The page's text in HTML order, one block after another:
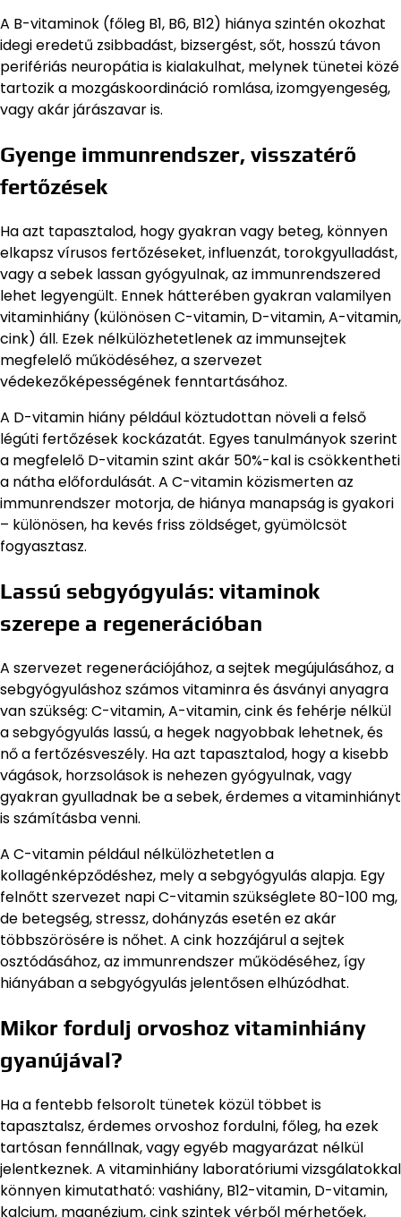
A B-vitaminok (főleg B1, B6, B12) hiánya szintén okozhat
idegi eredetű zsibbadást, bizsergést, sőt, hosszú távon
perifériás neuropátia is kialakulhat, melynek tünetei közé
tartozik a mozgáskoordináció romlása, izomgyengeség,
vagy akár járászavar is.
Gyenge immunrendszer, visszatérő
fertőzések
Ha azt tapasztalod, hogy gyakran vagy beteg, könnyen
elkapsz vírusos fertőzéseket, influenzát, torokgyulladást,
vagy a sebek lassan gyógyulnak, az immunrendszered
lehet legyengült. Ennek hátterében gyakran valamilyen
vitaminhiány (különösen C-vitamin, D-vitamin, A-vitamin,
cink) áll. Ezek nélkülözhetetlenek az immunsejtek
megfelelő működéséhez, a szervezet
védekezőképességének fenntartásához.
A D-vitamin hiány például köztudottan növeli a felső
légúti fertőzések kockázatát. Egyes tanulmányok szerint
a megfelelő D-vitamin szint akár 50%-kal is csökkentheti
a nátha előfordulását. A C-vitamin közismerten az
immunrendszer motorja, de hiánya manapság is gyakori
– különösen, ha kevés friss zöldséget, gyümölcsöt
fogyasztasz.
Lassú sebgyógyulás: vitaminok
szerepe a regenerációban
A szervezet regenerációjához, a sejtek megújulásához, a
sebgyógyuláshoz számos vitaminra és ásványi anyagra
van szükség: C-vitamin, A-vitamin, cink és fehérje nélkül
a sebgyógyulás lassú, a hegek nagyobbak lehetnek, és
nő a fertőzésveszély. Ha azt tapasztalod, hogy a kisebb
vágások, horzsolások is nehezen gyógyulnak, vagy
gyakran gyulladnak be a sebek, érdemes a vitaminhiányt
is számításba venni.
A C-vitamin például nélkülözhetetlen a
kollagénképződéshez, mely a sebgyógyulás alapja. Egy
felnőtt szervezet napi C-vitamin szükséglete 80-100 mg,
de betegség, stressz, dohányzás esetén ez akár
többszörösére is nőhet. A cink hozzájárul a sejtek
osztódásához, az immunrendszer működéséhez, így
hiányában a sebgyógyulás jelentősen elhúzódhat.
Mikor fordulj orvoshoz vitaminhiány
gyanújával?
Ha a fentebb felsorolt tünetek közül többet is
tapasztalsz, érdemes orvoshoz fordulni, főleg, ha ezek
tartósan fennállnak, vagy egyéb magyarázat nélkül
jelentkeznek. A vitaminhiány laboratóriumi vizsgálatokkal
könnyen kimutatható: vashiány, B12-vitamin, D-vitamin,
kalcium, magnézium, cink szintek vérből mérhetőek,